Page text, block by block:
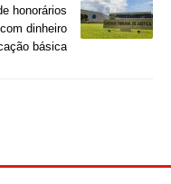
honorários
dinheiro
básica